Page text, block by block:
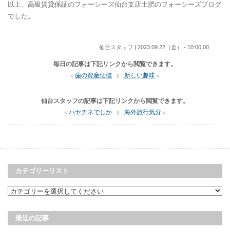
以上、高級賃貸保証のフォーシーズ仙台支店土肥のフォーシーズブログ
でした。
仙台スタッフ | 2023.09.22（金） - 10:00:00
毎日の記事は下記リンクから閲覧できます。
« 歯の資産価値 || 新しい趣味 »
仙台スタッフの記事は下記リンクから閲覧できます。
« ハヤチネでしか || 海外旅行気分 »
カテゴリーリスト
最近の記事